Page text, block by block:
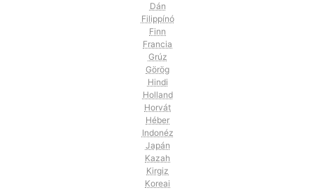
Dán
Filippínó
Finn
Francia
Grúz
Görög
Hindi
Holland
Horvát
Héber
Indonéz
Japán
Kazah
Kirgiz
Koreai